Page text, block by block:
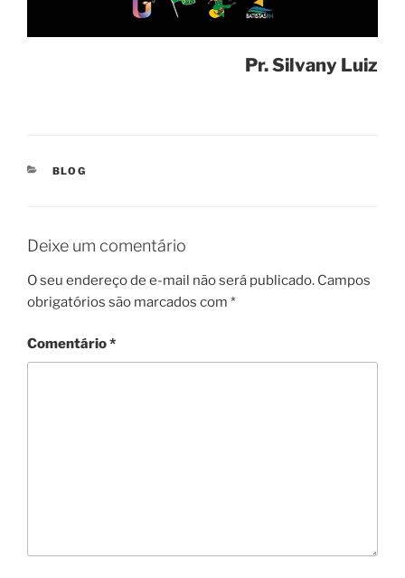
Pr. Silvany Luiz
CATEGORIAS
BLOG
Deixe um comentário
O seu endereço de e-mail não será publicado. Campos
obrigatórios são marcados com *
Comentário*